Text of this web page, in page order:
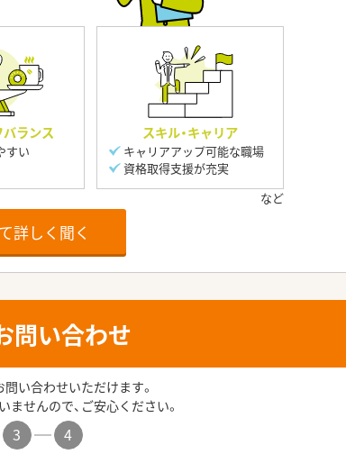
ランス
すい
スキル・キャリア
キャリアアップ可能な職場
資格取得支援が充実
詳しく聞く
問い合わせ
い合わせいただけます。
せんので、ご安心ください。
3 4